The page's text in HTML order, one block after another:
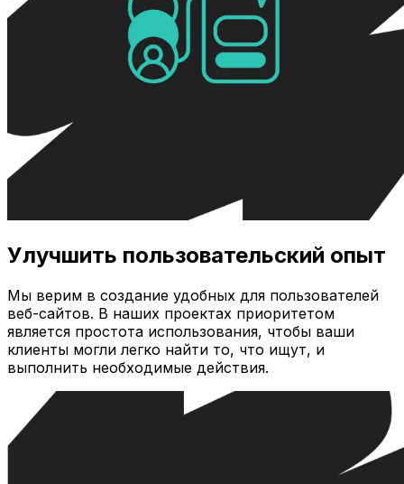
Улучшить пользовательский опыт
Мы верим в создание удобных для пользователей
веб-сайтов. В наших проектах приоритетом
является простота использования, чтобы ваши
клиенты могли легко найти то, что ищут, и
выполнить необходимые действия.